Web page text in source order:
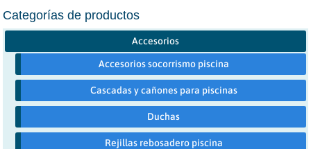
Categorías de productos
Accesorios
Accesorios socorrismo piscina
Cascadas y cañones para piscinas
Duchas
Rejillas rebosadero piscina